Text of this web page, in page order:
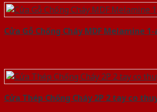
Cửa Gỗ Chống Cháy MDF Melamine 1-
Cửa Thép Chống Cháy 2P 2 tay co